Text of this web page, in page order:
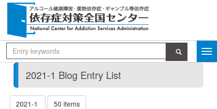
2021-1 Blog Entry List
2021-1 50 items